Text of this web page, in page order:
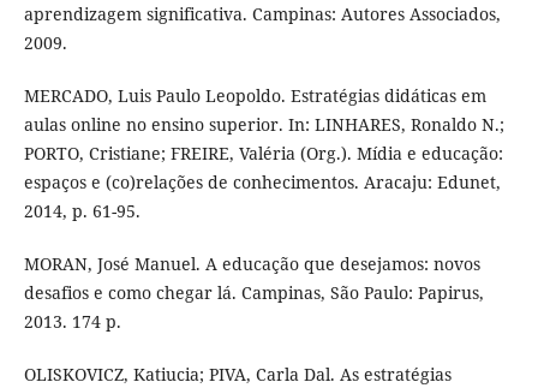
aprendizagem significativa. Campinas: Autores Associados,
2009.
MERCADO, Luis Paulo Leopoldo. Estratégias didáticas em
aulas online no ensino superior. In: LINHARES, Ronaldo N.;
PORTO, Cristiane; FREIRE, Valéria (Org.). Mídia e educação:
espaços e (co)relações de conhecimentos. Aracaju: Edunet,
2014, p. 61-95.
MORAN, José Manuel. A educação que desejamos: novos
desafios e como chegar lá. Campinas, São Paulo: Papirus,
2013. 174 p.
OLISKOVICZ, Katiucia; PIVA, Carla Dal. As estratégias